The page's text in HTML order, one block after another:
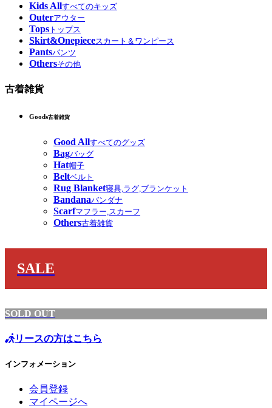
Kids Allすべてのキッズ
Outerアウター
Tops トップス
Skirt&Onepieceスカート＆ワンピース
Pantsパンツ
Othersその他
古着雑貨
Goods古着雑貨
Good Allすべてのグッズ
Bagバッグ
Hat帽子
Beltベルト
Rug Blanket寝具,ラグ,ブランケット
Bandanaバンダナ
Scarfマフラー,スカーフ
Others古着雑貨
SALE
SOLD OUT
リースの方はこちら
インフォメーション
会員登録
マイページへ